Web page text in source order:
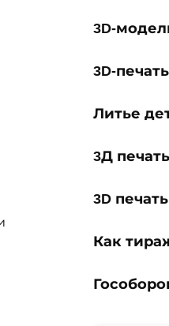
3D-
3D-
Литье
3Д
3D
Как